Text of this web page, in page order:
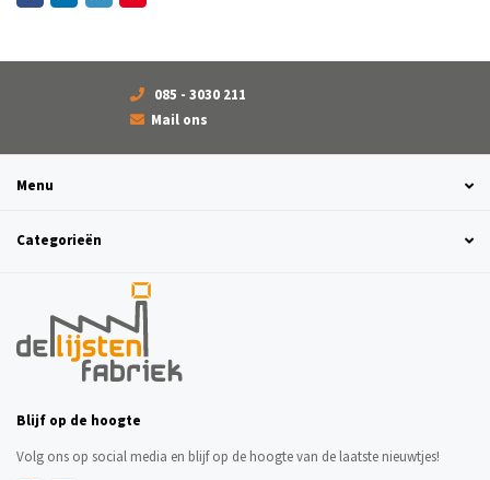
085 - 3030 211
Mail ons
Menu
Categorieën
Blijf op de hoogte
Volg ons op social media en blijf op de hoogte van de laatste nieuwtjes!